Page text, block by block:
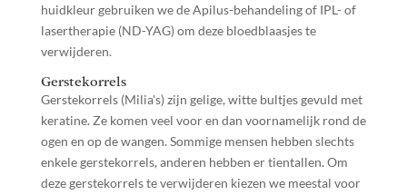
huidkleur gebruiken we de Apilus-behandeling of IPL- of
lasertherapie (ND-YAG) om deze bloedblaasjes te
verwijderen.
Gerstekorrels
Gerstekorrels (Milia's) zijn gelige, witte bultjes gevuld met
keratine. Ze komen veel voor en dan voornamelijk rond de
ogen en op de wangen. Sommige mensen hebben slechts
enkele gerstekorrels, anderen hebben er tientallen. Om
deze gerstekorrels te verwijderen kiezen we meestal voor